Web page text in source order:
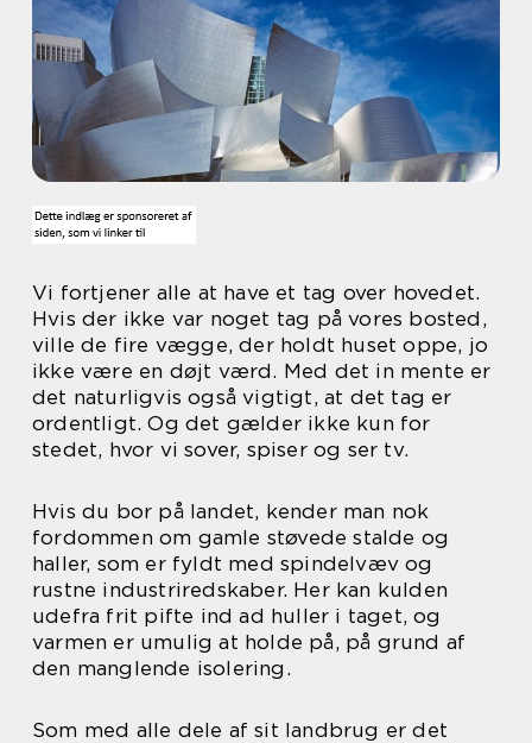
Vi fortjener alle at have et tag over hovedet.
Hvis der ikke var noget tag på vores bosted,
ville de fire vægge, der holdt huset oppe, jo
ikke være en døjt værd. Med det in mente er
det naturligvis også vigtigt, at det tag er
ordentligt. Og det gælder ikke kun for
stedet, hvor vi sover, spiser og ser tv.
Hvis du bor på landet, kender man nok
fordommen om gamle støvede stalde og
haller, som er fyldt med spindelvæv og
rustne industriredskaber. Her kan kulden
udefra frit pifte ind ad huller i taget, og
varmen er umulig at holde på, på grund af
den manglende isolering.
Som med alle dele af sit landbrug er det